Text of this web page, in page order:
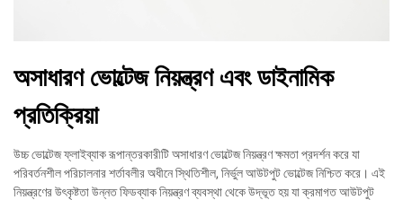
অসাধারণ ভোল্টেজ নিয়ন্ত্রণ এবং ডাইনামিক
প্রতিক্রিয়া
উচ্চ ভোল্টেজ ফ্লাইব্যাক রূপান্তরকারীটি অসাধারণ ভোল্টেজ নিয়ন্ত্রণ ক্ষমতা প্রদর্শন করে যা
পরিবর্তনশীল পরিচালনার শর্তাবলীর অধীনে স্থিতিশীল, নির্ভুল আউটপুট ভোল্টেজ নিশ্চিত করে। এই
নিয়ন্ত্রণের উৎকৃষ্টতা উন্নত ফিডব্যাক নিয়ন্ত্রণ ব্যবস্থা থেকে উদ্ভূত হয় যা ক্রমাগত আউটপুট